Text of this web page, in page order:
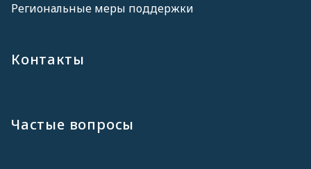
Региональные меры поддержки
Контакты
Частые вопросы